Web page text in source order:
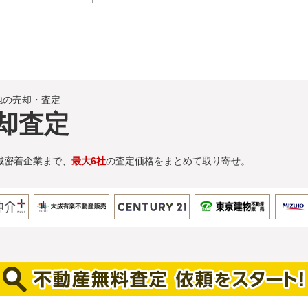
売却・査定
査定
着企業まで、 最大6社の査定価格をまとめて取り寄せ。